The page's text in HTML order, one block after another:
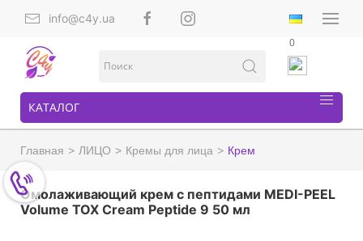
info@c4y.ua
0
КАТАЛОГ
Главная ЛИЦО Кремы для лица Крем
Омолаживающий крем с пептидами MEDI-PEEL
Volume TOX Cream Peptide 9 50 мл